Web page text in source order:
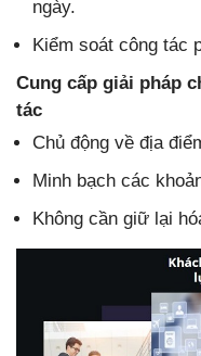
ngày.
Kiểm soát công tác
Cung cấp giải pháp
tác
Chủ động về địa
Minh bạch các
Không cần giữ lại